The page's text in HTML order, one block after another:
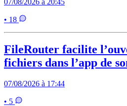
07/08/2026 à 20:45
• 18
FileRouter facilite
fichiers dans l’app de
07/08/2026 à 17:44
• 5